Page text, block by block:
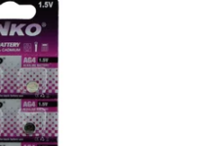
hvězdiček.